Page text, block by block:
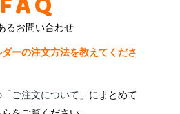
るお問い合わせ
ーの注文方法を教えてくださ
「ご注文について 」にまとめて